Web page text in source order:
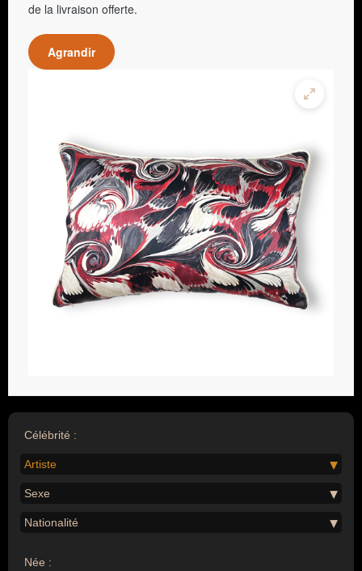
de la livraison offerte.
Agrandir
Célébrité :
Artiste
Sexe
Nationalité
Née :